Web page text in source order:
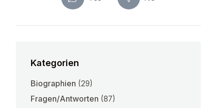
Kategorien
Biographien (29)
Fragen/Antworten (87)